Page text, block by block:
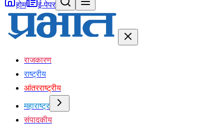
होम ई-पेपर
राजकारण
राष्ट्रीय
आंतरराष्ट्रीय
महाराष्ट्र
संपादकीय